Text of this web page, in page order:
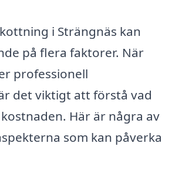
i Strängnäs kan
på flera faktorer. När
professionell
det viktigt att förstå vad
Här är några av
som kan påverka